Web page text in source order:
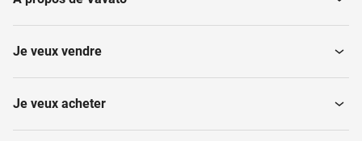
Je veux vendre
Je veux acheter